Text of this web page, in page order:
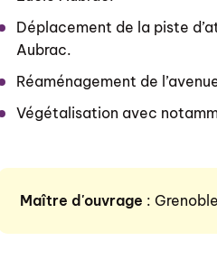
Déplacement de la piste
Aubrac.
Réaménagement de
Végétalisation avec
Maître d'ouvrage :